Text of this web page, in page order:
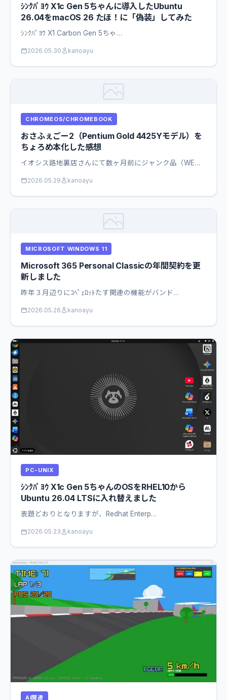
ｼﾝｸﾊﾟﾖｳ X1c Gen 5ちゃんに導入したUbuntu
26.04をmacOS 26 たほ！に「偽装」してみた
ｼﾝｸﾊﾟﾖｳ X1 Carbon Gen 5ちゃ…
2026.05.30 kanoayu
CHROMEOS/CHROMEBOOK
おさふぇごー2（Pentium Gold 4425Yモデル）を
ちょろめ本化した感想
イオシス路地裏店さんにて数ヶ月前にジャンク品（WE…
2026.05.29 kanoayu
MICROSOFT WINDOWS 11
Microsoft 365 Personal Classicの年間契約を更
新しました
昨年３月辺りにｺﾍﾟｪﾛｯﾄたす関連の機能がバンド…
2026.05.26 kanoayu
PC-UNIX
ｼﾝｸﾊﾟﾖｳ X1c Gen 5ちゃんのOSをRHEL10から
Ubuntu 26.04 LTSに入れ替えました
表題どおりとなりますが、Redhat Enterp…
2026.05.23 kanoayu
AI関連